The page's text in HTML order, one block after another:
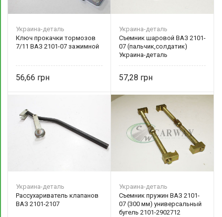
Украина-деталь
Ключ прокачки тормозов
7/11 ВАЗ 2101-07 зажимной
56,66
Украина-деталь
Съемник шаровой ВАЗ 2101-
07 (пальчик,солдатик)
Украина-деталь
57,28
Украина-деталь
Рассухариватель клапанов
ВАЗ 2101-2107
Украина-деталь
Съемник пружин ВАЗ 2101-
07 (300 мм) универсальный
бугель 2101-2902712